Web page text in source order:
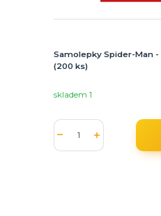
Samolepky Spider-Man
(200 ks)
skladem 1